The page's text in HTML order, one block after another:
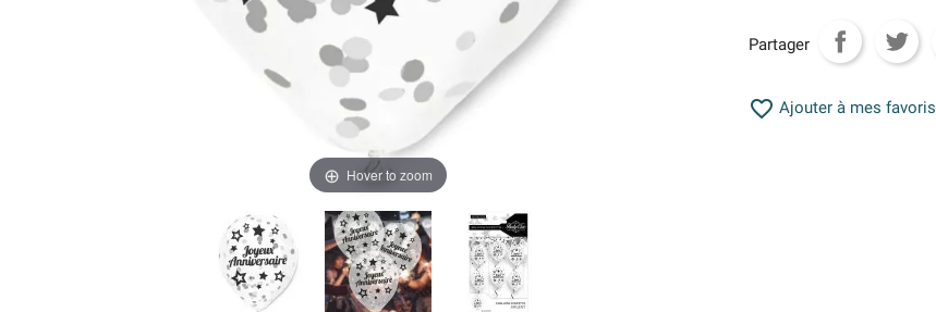
Hover to zoom
Partager
 Ajouter à mes favoris